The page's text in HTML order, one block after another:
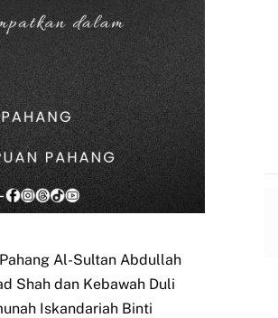
Al-Sultan Abdullah
Shah dan Kebawah Duli
Iskandariah Binti